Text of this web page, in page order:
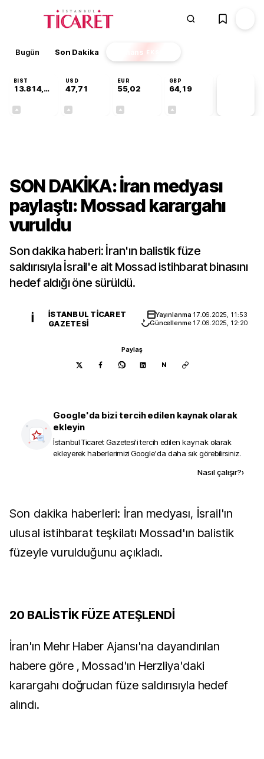
Bugün Son Dakika Finans EKSTRA
BIST
13.814,05
USD
47,71
EUR
55,02
GBP
64,19
SON DAKİKA: İran medyası
paylaştı: Mossad karargahı
vuruldu
Son dakika haberi: İran'ın balistik füze
saldırısıyla İsrail'e ait Mossad istihbarat binasını
hedef aldığı öne sürüldü.
İ
İSTANBUL TICARET
GAZETESI
Yayınlanma 17.06.2025, 11:53
Güncellenme 17.06.2025, 12:20
Paylaş
N
Google'da bizi tercih edilen kaynak olarak
ekleyin
İstanbul Ticaret Gazetesi'i tercih edilen kaynak olarak
ekleyerek haberlerimizi Google'da daha sık görebilirsiniz.
Nasıl çalışır?›
Son dakika haberleri: İran medyası, İsrail'ın
ulusal istihbarat teşkilatı Mossad'ın balistik
füzeyle vurulduğunu açıkladı.
20 BALİSTİK FÜZE ATEŞLENDİ
İran'ın Mehr Haber Ajansı'na dayandırılan
habere göre , Mossad'ın Herzliya'daki
karargahı doğrudan füze saldırısıyla hedef
alındı.